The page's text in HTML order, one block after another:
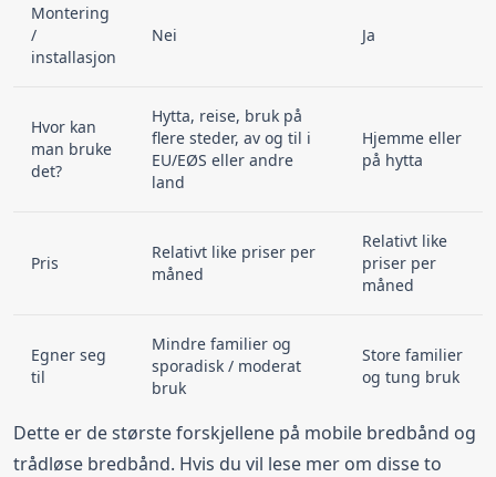
Montering
/
installasjon
Nei Ja
Hvor kan
man bruke
det?
Hytta, reise, bruk på
flere steder, av og til i
EU/EØS eller andre
land
Hjemme eller
på hytta
Pris
Relativt like priser per
måned
Relativt like
priser per
måned
Egner seg
til
Mindre familier og
sporadisk / moderat
bruk
Store familier
og tung bruk
Dette er de største forskjellene på mobile bredbånd og
trådløse bredbånd. Hvis du vil lese mer om disse to